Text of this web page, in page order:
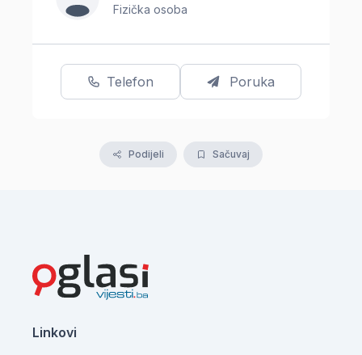
Fizička osoba
Telefon Poruka
Podijeli Sačuvaj
Linkovi